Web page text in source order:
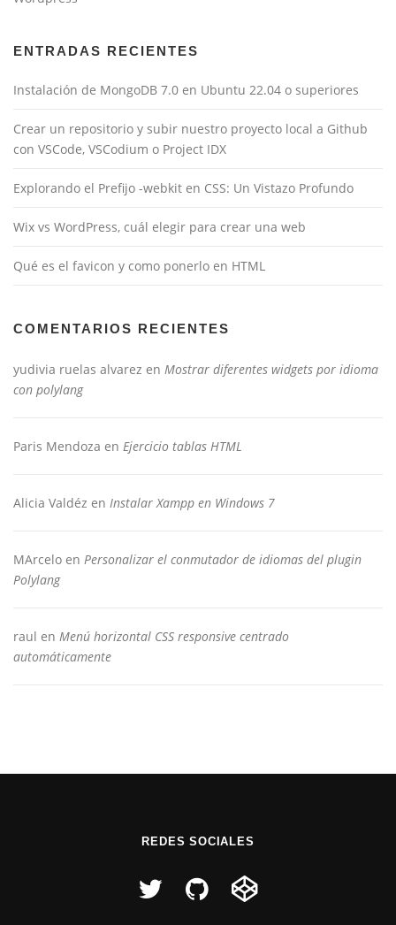
ENTRADAS RECIENTES
Instalación de MongoDB 7.0 en Ubuntu 22.04 o superiores
Crear un repositorio y subir nuestro proyecto local a Github
con VSCode, VSCodium o Project IDX
Explorando el Prefijo -webkit en CSS: Un Vistazo Profundo
Wix vs WordPress, cuál elegir para crear una web
Qué es el favicon y como ponerlo en HTML
COMENTARIOS RECIENTES
yudivia ruelas alvarez en Mostrar diferentes widgets por idioma
con polylang
Paris Mendoza en Ejercicio tablas HTML
Alicia Valdéz en Instalar Xampp en Windows 7
MArcelo en Personalizar el conmutador de idiomas del plugin
Polylang
raul en Menú horizontal CSS responsive centrado
automáticamente
REDES SOCIALES